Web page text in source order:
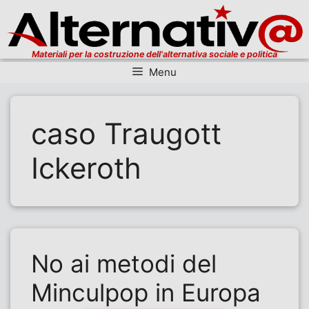
Materiali per la costruzione dell'alternativa sociale e politica
Menu
caso Traugott
Ickeroth
No ai metodi del
Minculpop in Europa